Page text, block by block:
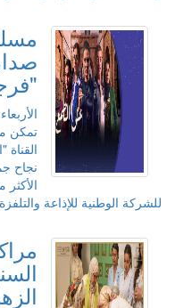
الأربعاء 18 مارس 2026 - 14:08
تمكن
نجاح
للشركة الوطنية للإذاعة